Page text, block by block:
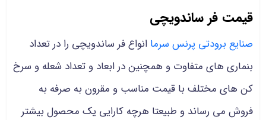
قیمت فر ساندویچی
صنایع برودتی پرنس سرما انواع فر ساندویچی را در تعداد
بنماری های متفاوت و همچنین در ابعاد و تعداد شعله و سرخ
کن های مختلف با قیمت مناسب و مقرون به صرفه به
فروش می رساند و طبیعتا هرچه کارایی یک محصول بیشتر